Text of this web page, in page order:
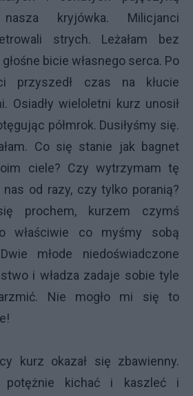
kryjówka. Milicjanci
strych. Leżałam bez
bicie własnego serca. Po
przyszedł czas na kłucie
Osiadły wieloletni kurz unosił
półmrok. Dusiłyśmy się.
Co się stanie jak bagnet
ciele? Czy wytrzymam tę
od razy, czy tylko poranią?
prochem, kurzem czymś
właściwie co myśmy sobą
młode niedoświadczone
i władza zadaje sobie tyle
Nie mogło mi się to
kurz okazał się zbawienny.
potężnie kichać i kaszleć i